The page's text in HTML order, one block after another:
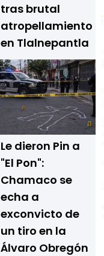
tras brutal
atropellamiento
en Tlalnepantla
Le dieron Pin a
"El Pon":
Chamaco se
echa a
exconvicto de
un tiro en la
Álvaro Obregón